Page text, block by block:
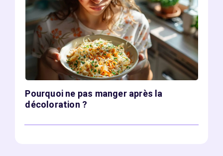
Pourquoi ne pas manger après la
décoloration ?